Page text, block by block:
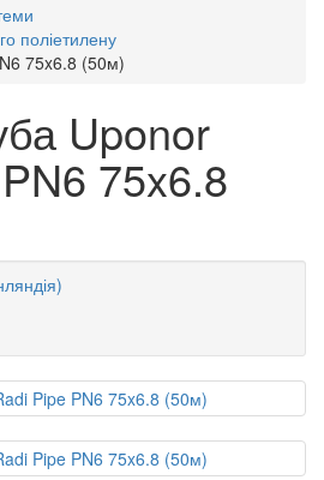
поліетилену
75x6.8 (50м)
Uponor
75x6.8